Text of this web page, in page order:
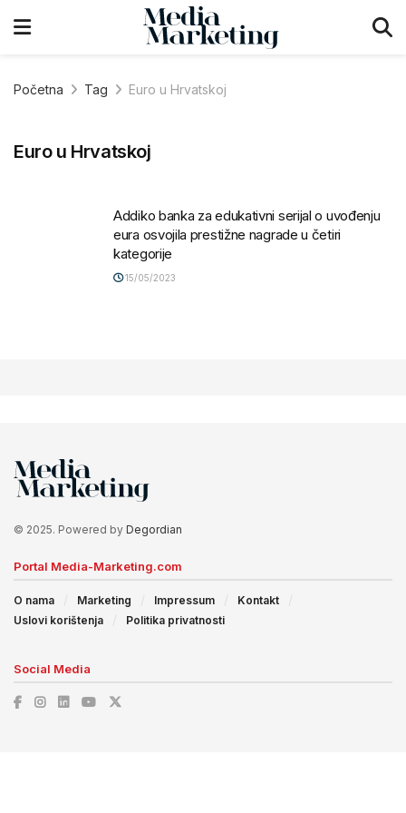
Početna Tag Euro u Hrvatskoj
Euro u Hrvatskoj
Addiko banka za edukativni serijal o uvođenju
eura osvojila prestižne nagrade u četiri
kategorije
15/05/2023
© 2025. Powered by Degordian
Portal Media-Marketing.com
O nama Marketing Impressum
Kontakt
Uslovi korištenja
Politika privatnosti
Social Media